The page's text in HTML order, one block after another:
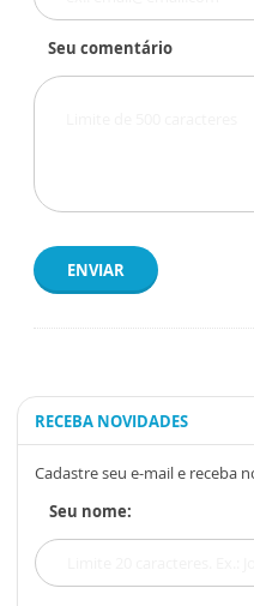
Seu comentário
ENVIAR
RECEBA NOVIDADES
Cadastre seu e-mail e receba
Seu nome: